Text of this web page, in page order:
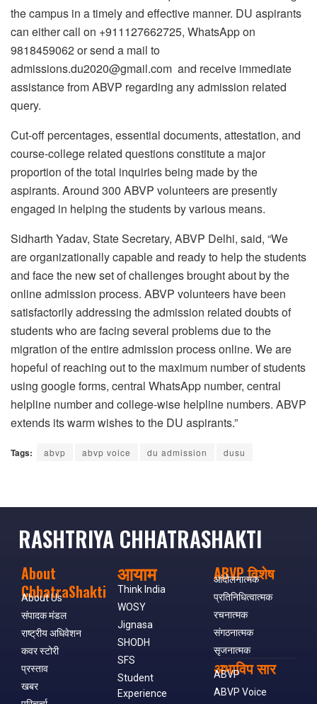
the campus in a timely and effective manner. DU aspirants
can either call on +911127662725, WhatsApp on
9818459062 or send a mail to
admissions.du2020@gmail.com and receive immediate
assistance from ABVP regarding any admission related
query.
Cut-off percentages, essential documents, attestation, and
course-college related questions constitute a major
proportion of the total inquiries being made by the
aspirants. Around 300 ABVP volunteers are presently
engaged in helping the students by various means.
Sidharth Yadav, State Secretary, ABVP Delhi, said, “We
are organizationally capable and ready to help the students
and face the new set of challenges brought about by the
online admission process. ABVP volunteers have been
satisfactorily addressing the admission related doubts of
students who are facing several problems due to the
migration of the entire admission process online. We are
hopeful of reaching out to the maximum number of students
using google forms, central WhatsApp number, central
helpline number and college-wise helpline numbers. ABVP
extends its warm wishes to the DU aspirants.”
Tags: abvp abvp voice du admission dusu
RASHTRIYA CHHATRASHAKTI
About
ChhatraShakti
About Us
संपादक मंडल
राष्ट्रीय अधिवेशन
कवर स्टोरी
प्रस्ताव
खबर
आयाम
Think India
WOSY
Jignasa
SHODH
SFS
Student
Experience
ABVP विशेष
आंदोलनात्मक
प्रतिनिधित्वात्मक
रचनात्मक
संगठनात्मक
सृजनात्मक
अभाविप सार
ABVP
ABVP Voice